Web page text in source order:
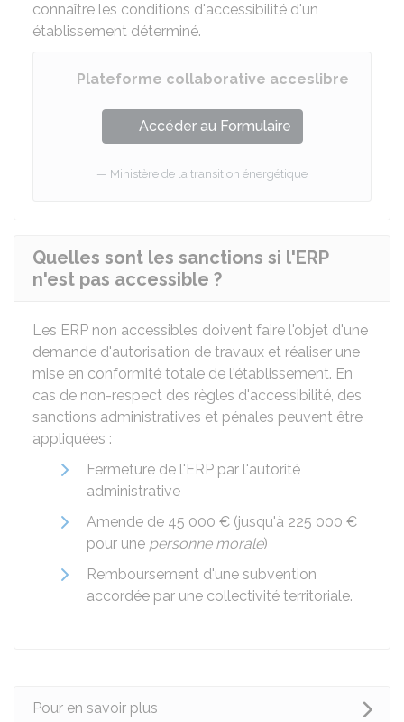
connaître les conditions d'accessibilité d'un
établissement déterminé.
Plateforme collaborative acceslibre
Accéder au Formulaire
Ministère de la transition énergétique
Quelles sont les sanctions si l'ERP
n'est pas accessible ?
Les ERP non accessibles doivent faire l'objet d'une
demande d'autorisation de travaux et réaliser une
mise en conformité totale de l'établissement. En
cas de non-respect des règles d'accessibilité, des
sanctions administratives et pénales peuvent être
appliquées :
Fermeture de l'ERP par l'autorité
administrative
Amende de 45 000 € (jusqu'à 225 000 €
pour une personne morale)
Remboursement d'une subvention
accordée par une collectivité territoriale.
Pour en savoir plus